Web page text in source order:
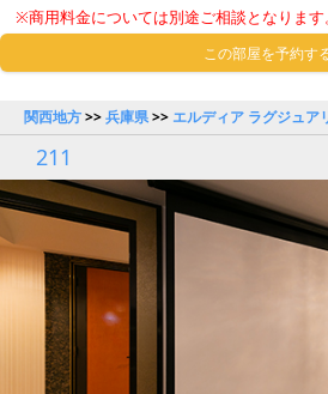
※商用料金については別途ご相談となります。
この部屋を予約す
関西地方>>兵庫県>> エルディア ラグジュア
211